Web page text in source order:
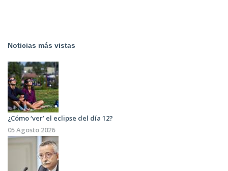
Noticias más vistas
¿Cómo ‘ver’ el eclipse del día 12?
05 Agosto 2026